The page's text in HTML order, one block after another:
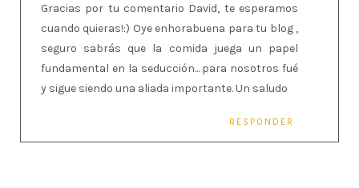
Gracias por tu comentario David, te esperamos
cuando quieras!:) Oye enhorabuena para tu blog ,
seguro sabrás que la comida juega un papel
fundamental en la seducción... para nosotros fué
y sigue siendo una aliada importante. Un saludo
RESPONDER